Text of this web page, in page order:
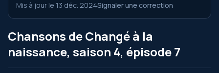
Mis à jour le 13 déc. 2024Signaler une correction
Chansons de Changé à la
naissance, saison 4, épisode 7